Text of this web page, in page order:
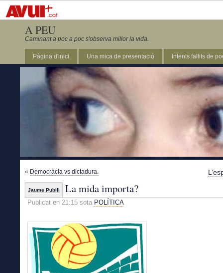
A PEU
Caminant a poc a poc s'observa millor la vida.
Pàgina d'inici Una mica de presentació Intents fallits de
« Democràcia vs dictadura.
Jaume Pubill La mida importa?
Publicat en 21:15 sota POLÍTICA